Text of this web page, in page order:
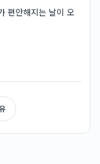
편안해지는 날이 오